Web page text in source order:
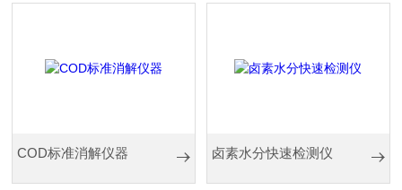
COD标准消解仪器 卤素水分快速检测仪